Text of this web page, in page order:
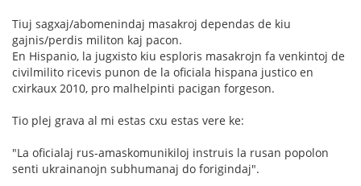
Tiuj sagxaj/abomenindaj masakroj dependas de kiu
gajnis/perdis militon kaj pacon.
En Hispanio, la jugxisto kiu esploris masakrojn fa venkintoj de
civilmilito ricevis punon de la oficiala hispana justico en
cxirkaux 2010, pro malhelpinti pacigan forgeson.
Tio plej grava al mi estas cxu estas vere ke:
"La oficialaj rus-amaskomunikiloj instruis la rusan popolon
senti ukrainanojn subhumanaj do forigindaj".